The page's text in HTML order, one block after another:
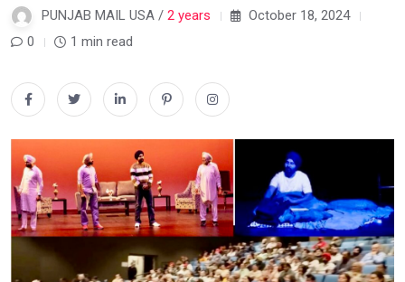
PUNJAB MAIL USA / 2 years
October 18, 2024
0
1 min read